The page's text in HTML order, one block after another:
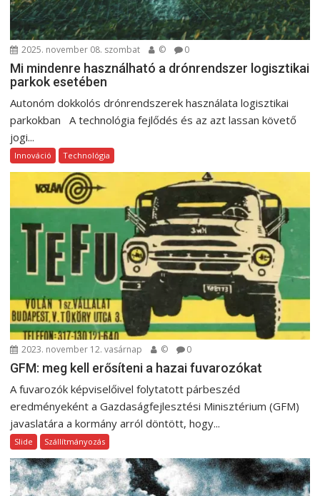
i
ó 2025. november 08. szombat © 0
Mi mindenre használható a drónrendszer logisztikai
parkok esetében
Autonóm dokkolós drónrendszerek használata logisztikai
parkokban A technológia fejlődés és az azt lassan követő
jogi...
Innováció Technológia
2023. november 12. vasárnap © 0
GFM: meg kell erősíteni a hazai fuvarozókat
A fuvarozók képviselőivel folytatott párbeszéd
eredményeként a Gazdaságfejlesztési Minisztérium (GFM)
javaslatára a kormány arról döntött, hogy...
Slide Szállítmányozás